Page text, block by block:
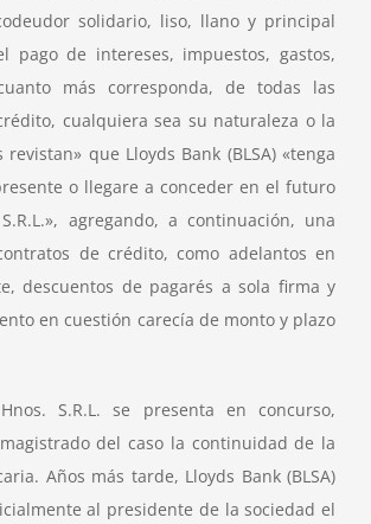
solidario, liso, llano y principal
pago de intereses, impuestos, gastos,
más corresponda, de todas las
cualquiera sea su naturaleza o la
que Lloyds Bank (BLSA) «tenga
o llegare a conceder en el futuro
agregando, a continuación, una
de crédito, como adelantos en
descuentos de pagarés a sola firma y
en cuestión carecía de monto y plazo
S.R.L. se presenta en concurso,
del caso la continuidad de la
Años más tarde, Lloyds Bank (BLSA)
al presidente de la sociedad el